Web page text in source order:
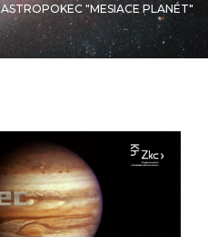
ASTROPOKEC "MESIACE PLANÉT"